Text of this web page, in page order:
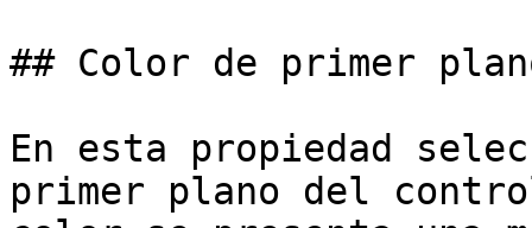
## Color de primer
En esta propiedad
primer plano del